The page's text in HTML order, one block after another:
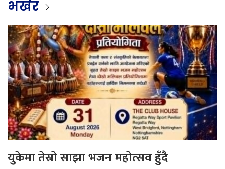
भर्खर
युकेमा तेस्रो साझा भजन महोत्सव हुँदै